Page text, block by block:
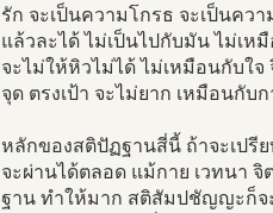
รัก จะเป็นความโกรธ จะเป็นคว
แล้วละได้ ไม่เป็นไปกับมัน ไม่เห
จะไม่ให้หิวไม่ได้ ไม่เหมือนกับใ
จุด ตรงเป้า จะไม่ยาก เหมือนกั
หลักของสติปัฏฐานสี่นี้ ถ้าจะเปรี
จะผ่านได้ตลอด แม้กาย เวทนา
ฐาน ทำให้มาก สติสัมปชัญญะก็จะ